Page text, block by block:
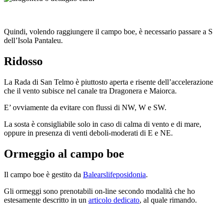
Quindi, volendo raggiungere il campo boe, è necessario passare a S
dell’Isola Pantaleu.
Ridosso
La Rada di San Telmo è piuttosto aperta e risente dell’accelerazione
che il vento subisce nel canale tra Dragonera e Maiorca.
E’ ovviamente da evitare con flussi di NW, W e SW.
La sosta è consigliabile solo in caso di calma di vento e di mare,
oppure in presenza di venti deboli-moderati di E e NE.
Ormeggio al campo boe
Il campo boe è gestito da Balearslifeposidonia.
Gli ormeggi sono prenotabili on-line secondo modalità che ho
estesamente descritto in un articolo dedicato, al quale rimando.